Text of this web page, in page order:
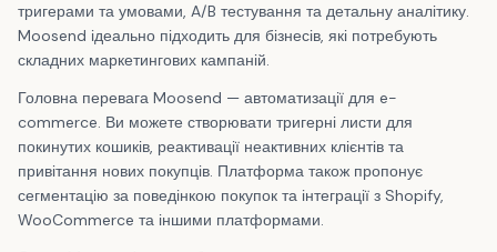
тригерами та умовами, A/B тестування та детальну аналітику.
Moosend ідеально підходить для бізнесів, які потребують
складних маркетингових кампаній.
Головна перевага Moosend — автоматизації для e-
commerce. Ви можете створювати тригерні листи для
покинутих кошиків, реактивації неактивних клієнтів та
привітання нових покупців. Платформа також пропонує
сегментацію за поведінкою покупок та інтеграції з Shopify,
WooCommerce та іншими платформами.